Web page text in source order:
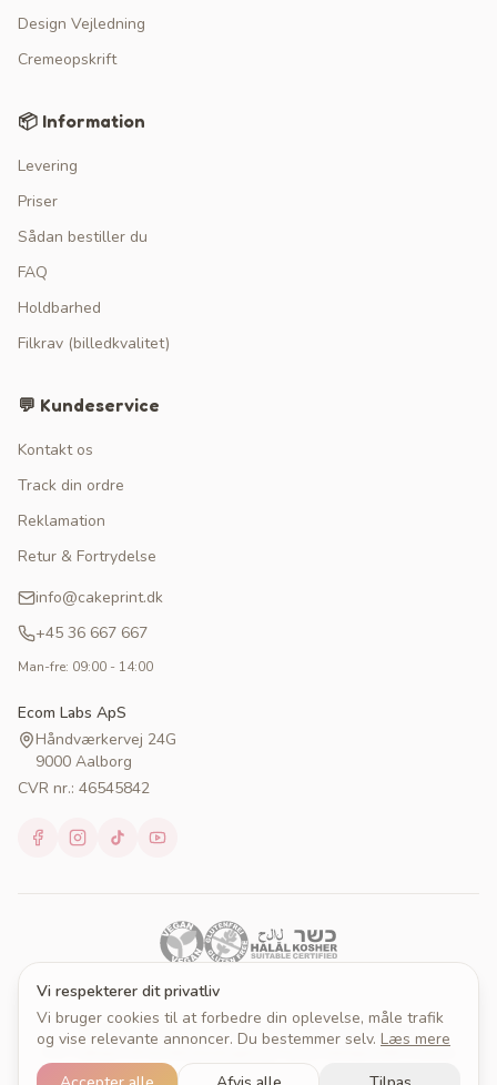
Vi respekterer dit privatliv
Vi bruger cookies til at forbedre din oplevelse, måle trafik
og vise relevante annoncer. Du bestemmer selv. Læs mere
Design Vejledning
Cremeopskrift
📦 Information
Levering
Priser
Sådan bestiller du
FAQ
Holdbarhed
Filkrav (billedkvalitet)
💬 Kundeservice
Kontakt os
Track din ordre
Reklamation
Retur & Fortrydelse
info@cakeprint.dk
+45 36 667 667
Man-fre: 09:00 - 14:00
Ecom Labs ApS
Håndværkervej 24G
9000 Aalborg
CVR nr.: 46545842
© 2026 Cakeprint. Alle rettigheder forbeholdes.
Om Cakeprint
PersondatapolitikCookies
Cookieindstillinger